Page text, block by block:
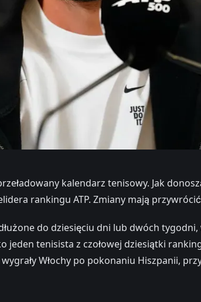
kalendarz tenisowy. Jak
rankingu ATP. Zmiany mają
do dziesięciu dni lub dwóch
jeden tenisista z czołowej dziesiątki
Włochy po pokonaniu Hiszpanii,